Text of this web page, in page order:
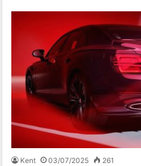
Kent 03/07/2025 261